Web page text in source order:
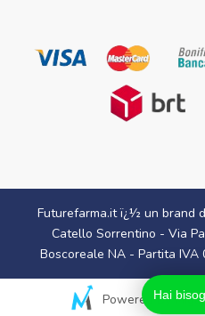
Futurefarma.it ï¿½ un brand
Catello Sorrentino - Via
Boscoreale NA - Partita
Powered By
Hai